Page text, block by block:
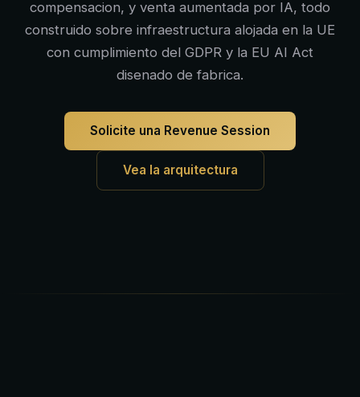
compensacion, y venta aumentada por IA, todo
construido sobre infraestructura alojada en la UE
con cumplimiento del GDPR y la EU AI Act
disenado de fabrica.
Solicite una Revenue Session
Vea la arquitectura